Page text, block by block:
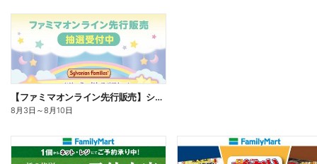
【ファミマオンライン先行販売】シルバニアファミリー
8月3日 ～8月10日